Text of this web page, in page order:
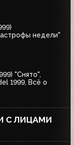
недели"
"Снято",
1999, Всё о
С ЛИЦАМИ